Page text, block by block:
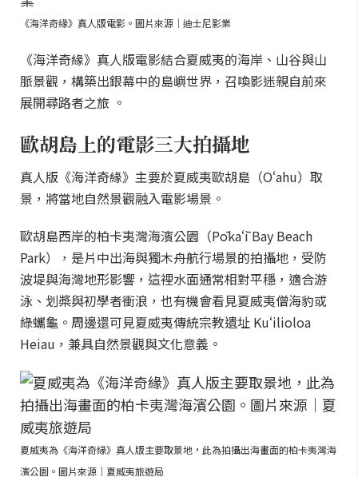
《海洋奇緣》真人版電影。圖片來源｜迪士尼影業
《海洋奇緣》真人版電影結合夏威夷的海岸、山谷與山
脈景觀，構築出銀幕中的島嶼世界，召喚影迷親自前來
展開尋路者之旅 。
歐胡島上的電影三大拍攝地
真人版《海洋奇緣》主要於夏威夷歐胡島（Oʻahu）取
景，將當地自然景觀融入電影場景。
歐胡島西岸的柏卡夷灣海濱公園（Pōkaʻī Bay Beach
Park），是片中出海與獨木舟航行場景的拍攝地，受防
波堤與海灣地形影響，這裡水面通常相對平穩，適合游
泳、划槳與初學者衝浪，也有機會看見夏威夷僧海豹或
綠蠵龜。周邊還可見夏威夷傳統宗教遺址 Kuʻilioloa
Heiau，兼具自然景觀與文化意義。
夏威夷為《海洋奇緣》真人版主要取景地，此為拍攝出海畫面的柏卡夷灣海
濱公園。圖片來源｜夏威夷旅遊局